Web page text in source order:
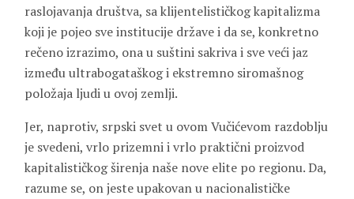
raslojavanja društva, sa klijentelističkog kapitalizma
koji je pojeo sve institucije države i da se, konkretno
rečeno izrazimo, ona u suštini sakriva i sve veći jaz
između ultrabogataškog i ekstremno siromašnog
položaja ljudi u ovoj zemlji.
Jer, naprotiv, srpski svet u ovom Vučićevom razdoblju
je svedeni, vrlo prizemni i vrlo praktični proizvod
kapitalističkog širenja naše nove elite po regionu. Da,
razume se, on jeste upakovan u nacionalističke